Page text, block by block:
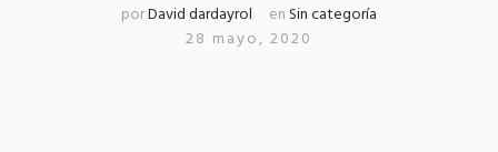
porDavid dardayrol en Sin categoría
28 mayo, 2020